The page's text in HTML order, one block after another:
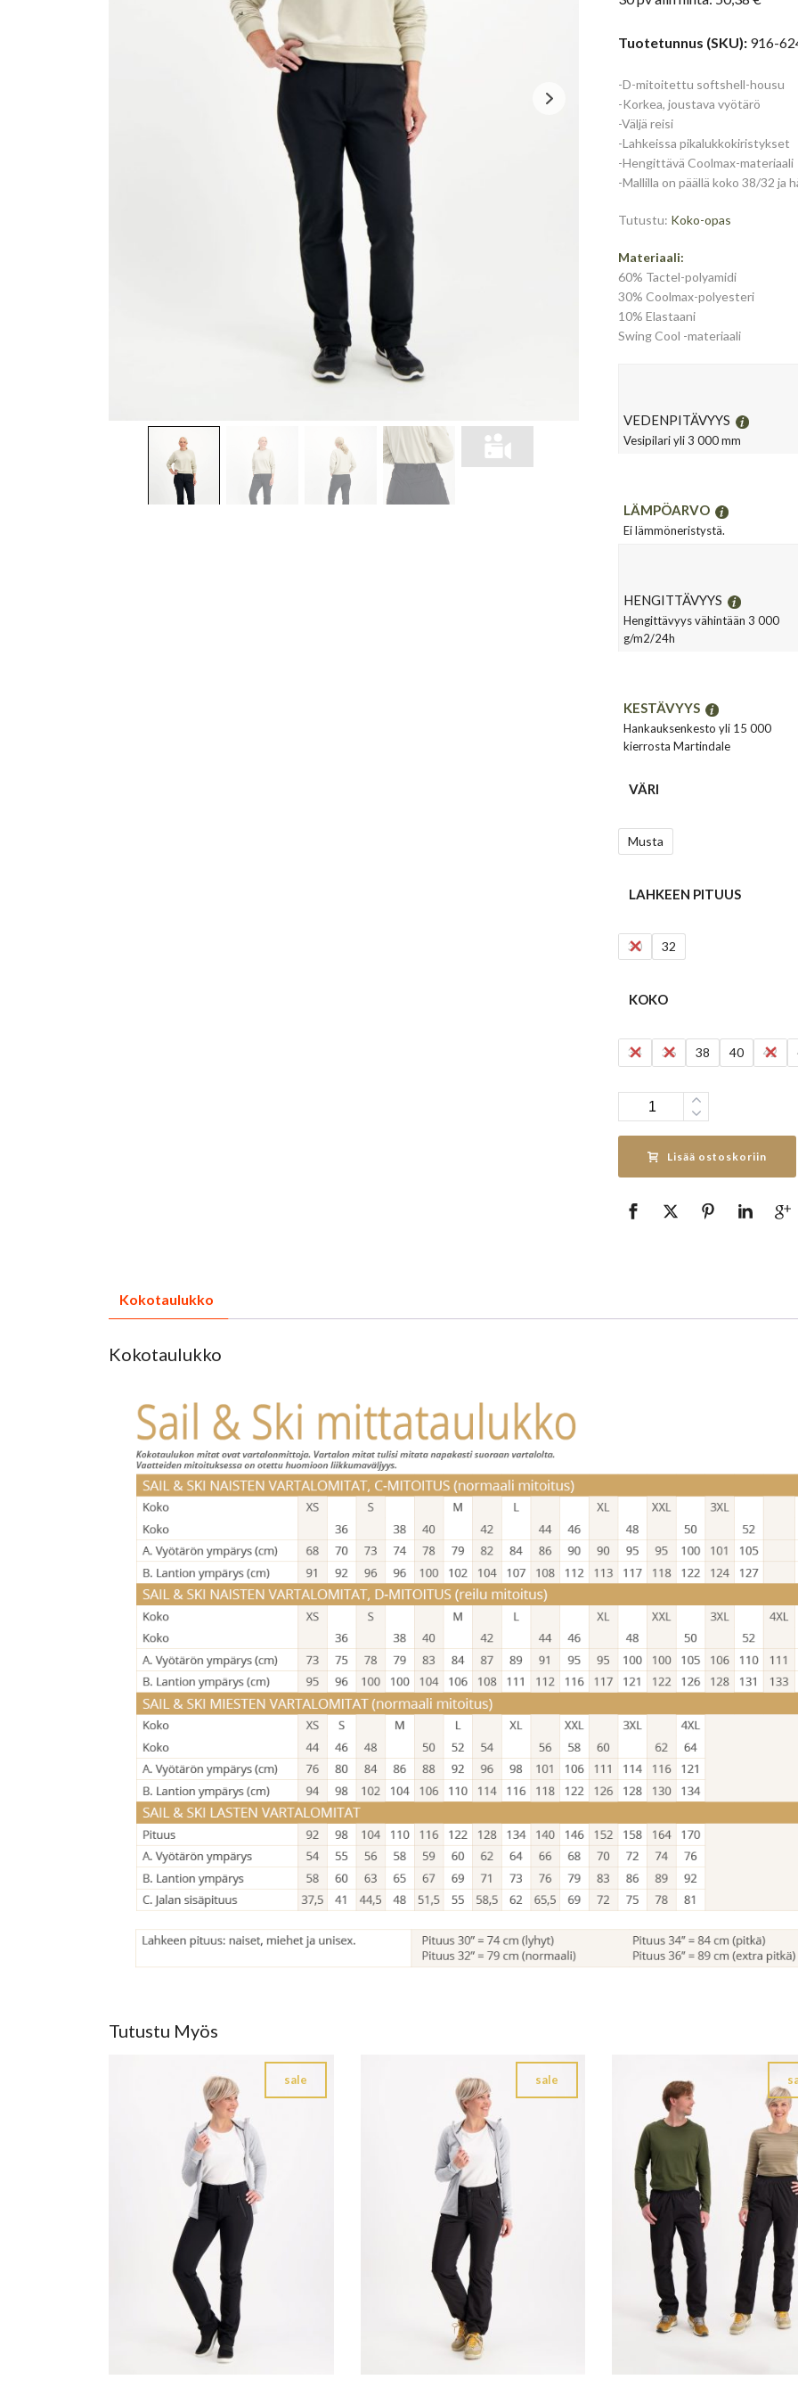
oli:
Tuotetunnus (SKU): 916-
-D-mitoitettu softshell-housu
-Korkea, joustava vyötärö
-Väljä reisi
-Lahkeissa pikalukkokiristykset
-Hengittävä Coolmax-materiaali
-Mallilla on päällä koko 38/32 ja
Tutustu: Koko-opas
Materiaali:
60% Tactel-polyamidi
30% Coolmax-polyesteri
10% Elastaani
Swing Cool -materiaali
VEDENPITÄVYYS
Vesipilari yli 3 000 mm
LÄMPÖARVO
Ei lämmöneristystä.
HENGITTÄVYYS
Hengittävyys vähintään 3 000
g/m2/24h
KESTÄVYYS
Hankauksenkesto yli 15 000
kierrosta Martindale
VÄRI
Musta
LAHKEEN PITUUS
30 32
KOKO
34 36 38 40 42
Määrä
Lisää ostoskoriin
Kokotaulukko
Kokotaulukko
Tutustu Myös
sale sale